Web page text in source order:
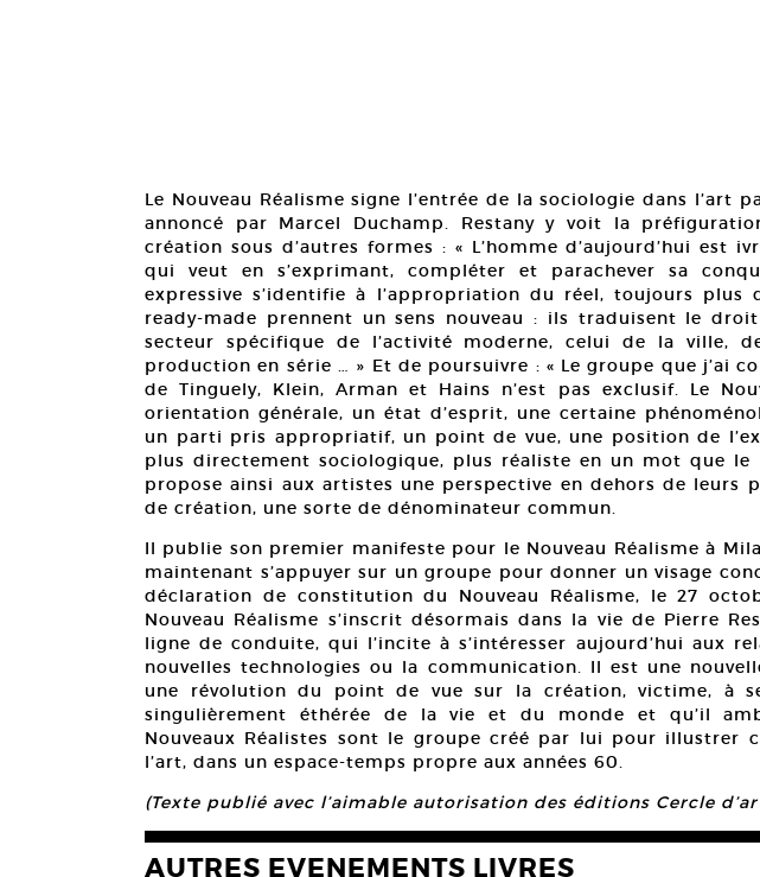
Le Nouveau Réalisme signe l’entrée de la sociologie dans l’art
annoncé par Marcel Duchamp. Restany y voit la
création sous d’autres formes : « L’homme d’aujourd’hui est
qui veut en s’exprimant, compléter et parachever sa
expressive s’identifie à l’appropriation du réel, toujours
ready-made prennent un sens nouveau : ils traduisent le
secteur spécifique de l’activité moderne, celui de la ville,
production en série … » Et de poursuivre : « Le groupe que j’ai
de Tinguely, Klein, Arman et Hains n’est pas exclusif. Le
orientation générale, un état d’esprit, une certaine
un parti pris appropriatif, un point de vue, une position de
plus directement sociologique, plus réaliste en un mot que le
propose ainsi aux artistes une perspective en dehors de leurs
de création, une sorte de dénominateur commun.
Il publie son premier manifeste pour le Nouveau Réalisme à
maintenant s’appuyer sur un groupe pour donner un visage
déclaration de constitution du Nouveau Réalisme, le 27
Nouveau Réalisme s’inscrit désormais dans la vie de Pierre
ligne de conduite, qui l’incite à s’intéresser aujourd’hui aux
nouvelles technologies ou la communication. Il est une
une révolution du point de vue sur la création, victime, à
singulièrement éthérée de la vie et du monde et qu’il
Nouveaux Réalistes sont le groupe créé par lui pour illustrer
l’art, dans un espace-temps propre aux années 60.
(Texte publié avec l’aimable autorisation des éditions Cercle
AUTRES EVENEMENTS LIVRES